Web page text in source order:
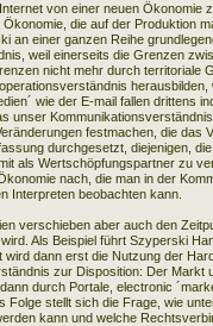
von einer neuen Ökonomie
die auf der Produktion
an einer ganzen Reihe
weil einerseits die Grenzen
nicht mehr durch territoriale
herausbilden,
wie der E-mail fallen drittens
unser
festmachen, die das
durchgesetzt, diejenigen,
als Wertschöpfungspartner zu
nach, die man in der
Interpreten beobachten kann.
verschieben aber auch den
Als Beispiel führt Szyperski
dann erst die Nutzung der
zur Disposition: Der Markt
durch Portale, electronic
Folge stellt sich die Frage, wie
kann und welche